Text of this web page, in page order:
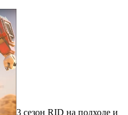
3 сезон RID на подходе и